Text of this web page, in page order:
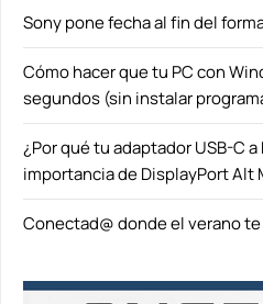
Sony pone fecha al fin del
Cómo hacer que tu PC con
segundos (sin instalar
¿Por qué tu adaptador USB-C
importancia de DisplayPort Alt
Conectad@ donde el verano